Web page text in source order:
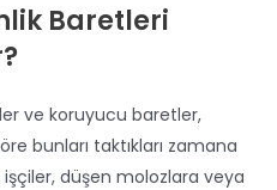
Baretleri
ve koruyucu baretler,
bunları taktıkları zamana
işçiler, düşen molozlara veya